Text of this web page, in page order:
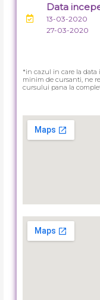
Data
13-03-2020
27-03-2020
*in cazul in care la
minim de cursanti, ne
cursului pana la